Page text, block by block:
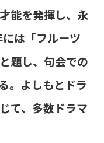
能を発揮し、永
は「フルーツ
題し、句会での
。よしもとドラ
て、多数ドラマ